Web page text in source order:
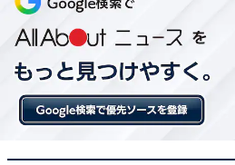
1957年のラジオドラマ『赤胴鈴
デビュー。日活青春映画で一世
『キューポラのある街』でブル
を受賞。日本を代表する女性俳
たり人気を博し、ファンは「サ
す。近年の代表作は、映画『母